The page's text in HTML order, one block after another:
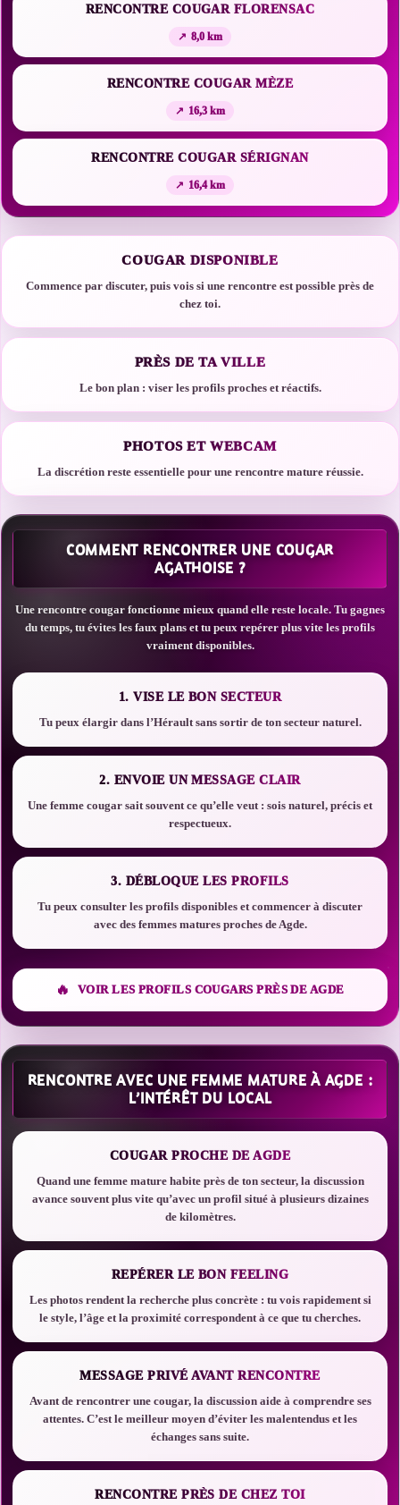
RENCONTRE COUGAR FLORENSAC
8,0 km
RENCONTRE COUGAR MÈZE
16,3 km
RENCONTRE COUGAR SÉRIGNAN
16,4 km
COUGAR DISPONIBLE
Commence par discuter, puis vois si une rencontre est possible près de
chez toi.
PRÈS DE TA VILLE
Le bon plan : viser les profils proches et réactifs.
PHOTOS ET WEBCAM
La discrétion reste essentielle pour une rencontre mature réussie.
COMMENT RENCONTRER UNE COUGAR
AGATHOISE ?
Une rencontre cougar fonctionne mieux quand elle reste locale. Tu gagnes
du temps, tu évites les faux plans et tu peux repérer plus vite les profils
vraiment disponibles.
1. VISE LE BON SECTEUR
Tu peux élargir dans l’Hérault sans sortir de ton secteur naturel.
2. ENVOIE UN MESSAGE CLAIR
Une femme cougar sait souvent ce qu’elle veut : sois naturel, précis et
respectueux.
3. DÉBLOQUE LES PROFILS
Tu peux consulter les profils disponibles et commencer à discuter
avec des femmes matures proches de Agde.
VOIR LES PROFILS COUGARS PRÈS DE AGDE
RENCONTRE AVEC UNE FEMME MATURE À AGDE :
L’INTÉRÊT DU LOCAL
COUGAR PROCHE DE AGDE
Quand une femme mature habite près de ton secteur, la discussion
avance souvent plus vite qu’avec un profil situé à plusieurs dizaines
de kilomètres.
REPÉRER LE BON FEELING
Les photos rendent la recherche plus concrète : tu vois rapidement si
le style, l’âge et la proximité correspondent à ce que tu cherches.
MESSAGE PRIVÉ AVANT RENCONTRE
Avant de rencontrer une cougar, la discussion aide à comprendre ses
attentes. C’est le meilleur moyen d’éviter les malentendus et les
échanges sans suite.
RENCONTRE PRÈS DE CHEZ TOI